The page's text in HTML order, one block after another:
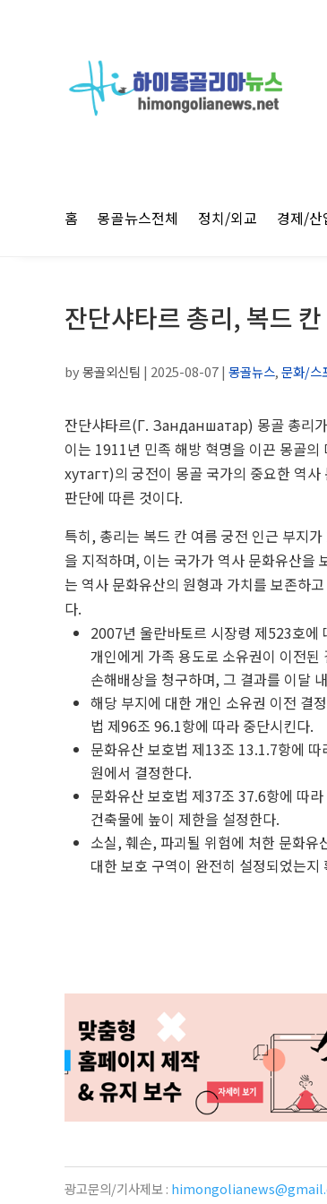
홈 몽골뉴스전체 정치/외교 경제/산
잔단샤타르 총리, 복드
by몽골외신팀 | 2025-08-07| 몽골뉴스,문화/스
잔단샤타르(Г. Занданшатар) 몽골 총리
이는 1911년 민족 해방 혁명을 이끈 몽골
хутагт)의 궁전이 몽골 국가의 중요한 역
판단에 따른 것이다.
특히, 총리는 복드 칸 여름 궁전 인근 부지
을 지적하며, 이는 국가가 역사 문화유산을
는 역사 문화유산의 원형과 가치를 보존하
다.
2007년 울란바토르 시장령 제523호
개인에게 가족 용도로 소유권이 이전
손해배상을 청구하며, 그 결과를 이달
해당 부지에 대한 개인 소유권 이전 결
법 제96조 96.1항에 따라 중단시킨다.
문화유산 보호법 제13조 13.1.7항에
원에서 결정한다.
문화유산 보호법 제37조 37.6항에 따
건축물에 높이 제한을 설정한다.
소실, 훼손, 파괴될 위험에 처한 문화
대한 보호 구역이 완전히 설정되었는
광고문의/기사제보 :